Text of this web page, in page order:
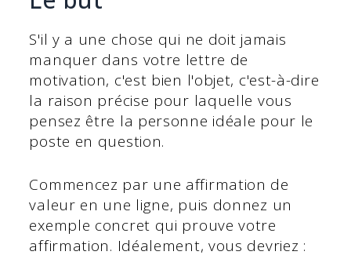
S'il y a une chose qui ne doit jamais
manquer dans votre lettre de
motivation, c'est bien l'objet, c'est-à-dire
la raison précise pour laquelle vous
pensez être la personne idéale pour le
poste en question.
Commencez par une affirmation de
valeur en une ligne, puis donnez un
exemple concret qui prouve votre
affirmation. Idéalement, vous devriez :